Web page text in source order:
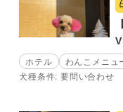
ホテル わんこメニュ
犬種条件: 要問い合わせ